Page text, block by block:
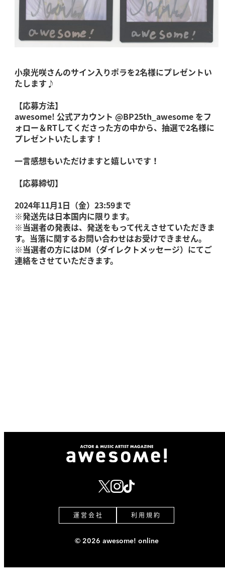
小泉光咲さんのサイン入りポラを2名様にプレゼントい
たします♪
【応募方法】
awesome! 公式アカウント @BP25th_awesome をフ
ォロー＆RTしてくださった方の中から、抽選で2名様に
プレゼントいたします！
一言感想もいただけますと嬉しいです！
【応募締切】
2024年11月1日（金）23:59まで
※発送先は日本国内に限ります。
※当選者の発表は、発送をもって代えさせていただきま
す。当落に関するお問い合わせはお受けできません。
※当選者の方にはDM（ダイレクトメッセージ）にてご
連絡をさせていただきます。
運 営 会 社 利 用 規 約
© 2026 awesome! online